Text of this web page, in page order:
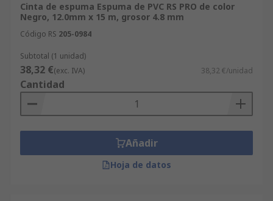
Cinta de espuma Espuma de PVC RS PRO de color
Negro, 12.0mm x 15 m, grosor 4.8 mm
Código RS 205-0984
Subtotal (1 unidad)
38,32 €(exc. IVA) 38,32 €/unidad
Cantidad
Añadir
Hoja de datos